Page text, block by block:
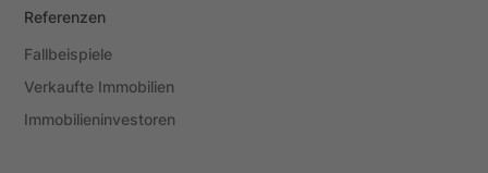
Referenzen
Fallbeispiele
Verkaufte Immobilien
Immobilieninvestoren